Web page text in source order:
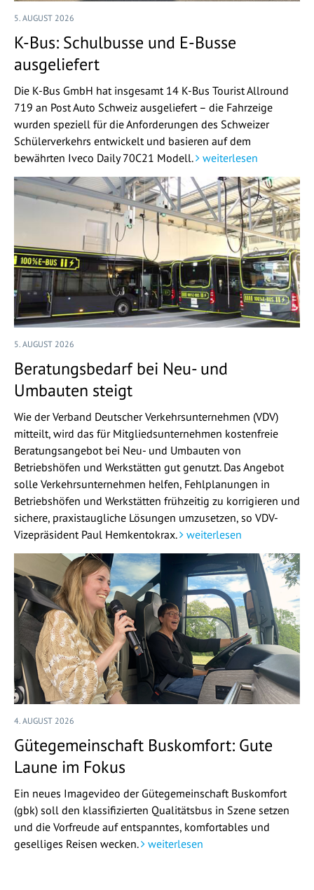
5. AUGUST 2026
K-Bus: Schulbusse und E-Busse
ausgeliefert
Die K-Bus GmbH hat insgesamt 14 K-Bus Tourist Allround
719 an Post Auto Schweiz ausgeliefert – die Fahrzeige
wurden speziell für die Anforderungen des Schweizer
Schülerverkehrs entwickelt und basieren auf dem
bewährten Iveco Daily 70C21 Modell.
weiterlesen
5. AUGUST 2026
Beratungsbedarf bei Neu- und
Umbauten steigt
Wie der Verband Deutscher Verkehrsunternehmen (VDV)
mitteilt, wird das für Mitgliedsunternehmen kostenfreie
Beratungsangebot bei Neu- und Umbauten von
Betriebshöfen und Werkstätten gut genutzt. Das Angebot
solle Verkehrsunternehmen helfen, Fehlplanungen in
Betriebshöfen und Werkstätten frühzeitig zu korrigieren und
sichere, praxistaugliche Lösungen umzusetzen, so VDV-
Vizepräsident Paul Hemkentokrax.
weiterlesen
4. AUGUST 2026
Gütegemeinschaft Buskomfort: Gute
Laune im Fokus
Ein neues Imagevideo der Gütegemeinschaft Buskomfort
(gbk) soll den klassifizierten Qualitätsbus in Szene setzen
und die Vorfreude auf entspanntes, komfortables und
geselliges Reisen wecken.
weiterlesen